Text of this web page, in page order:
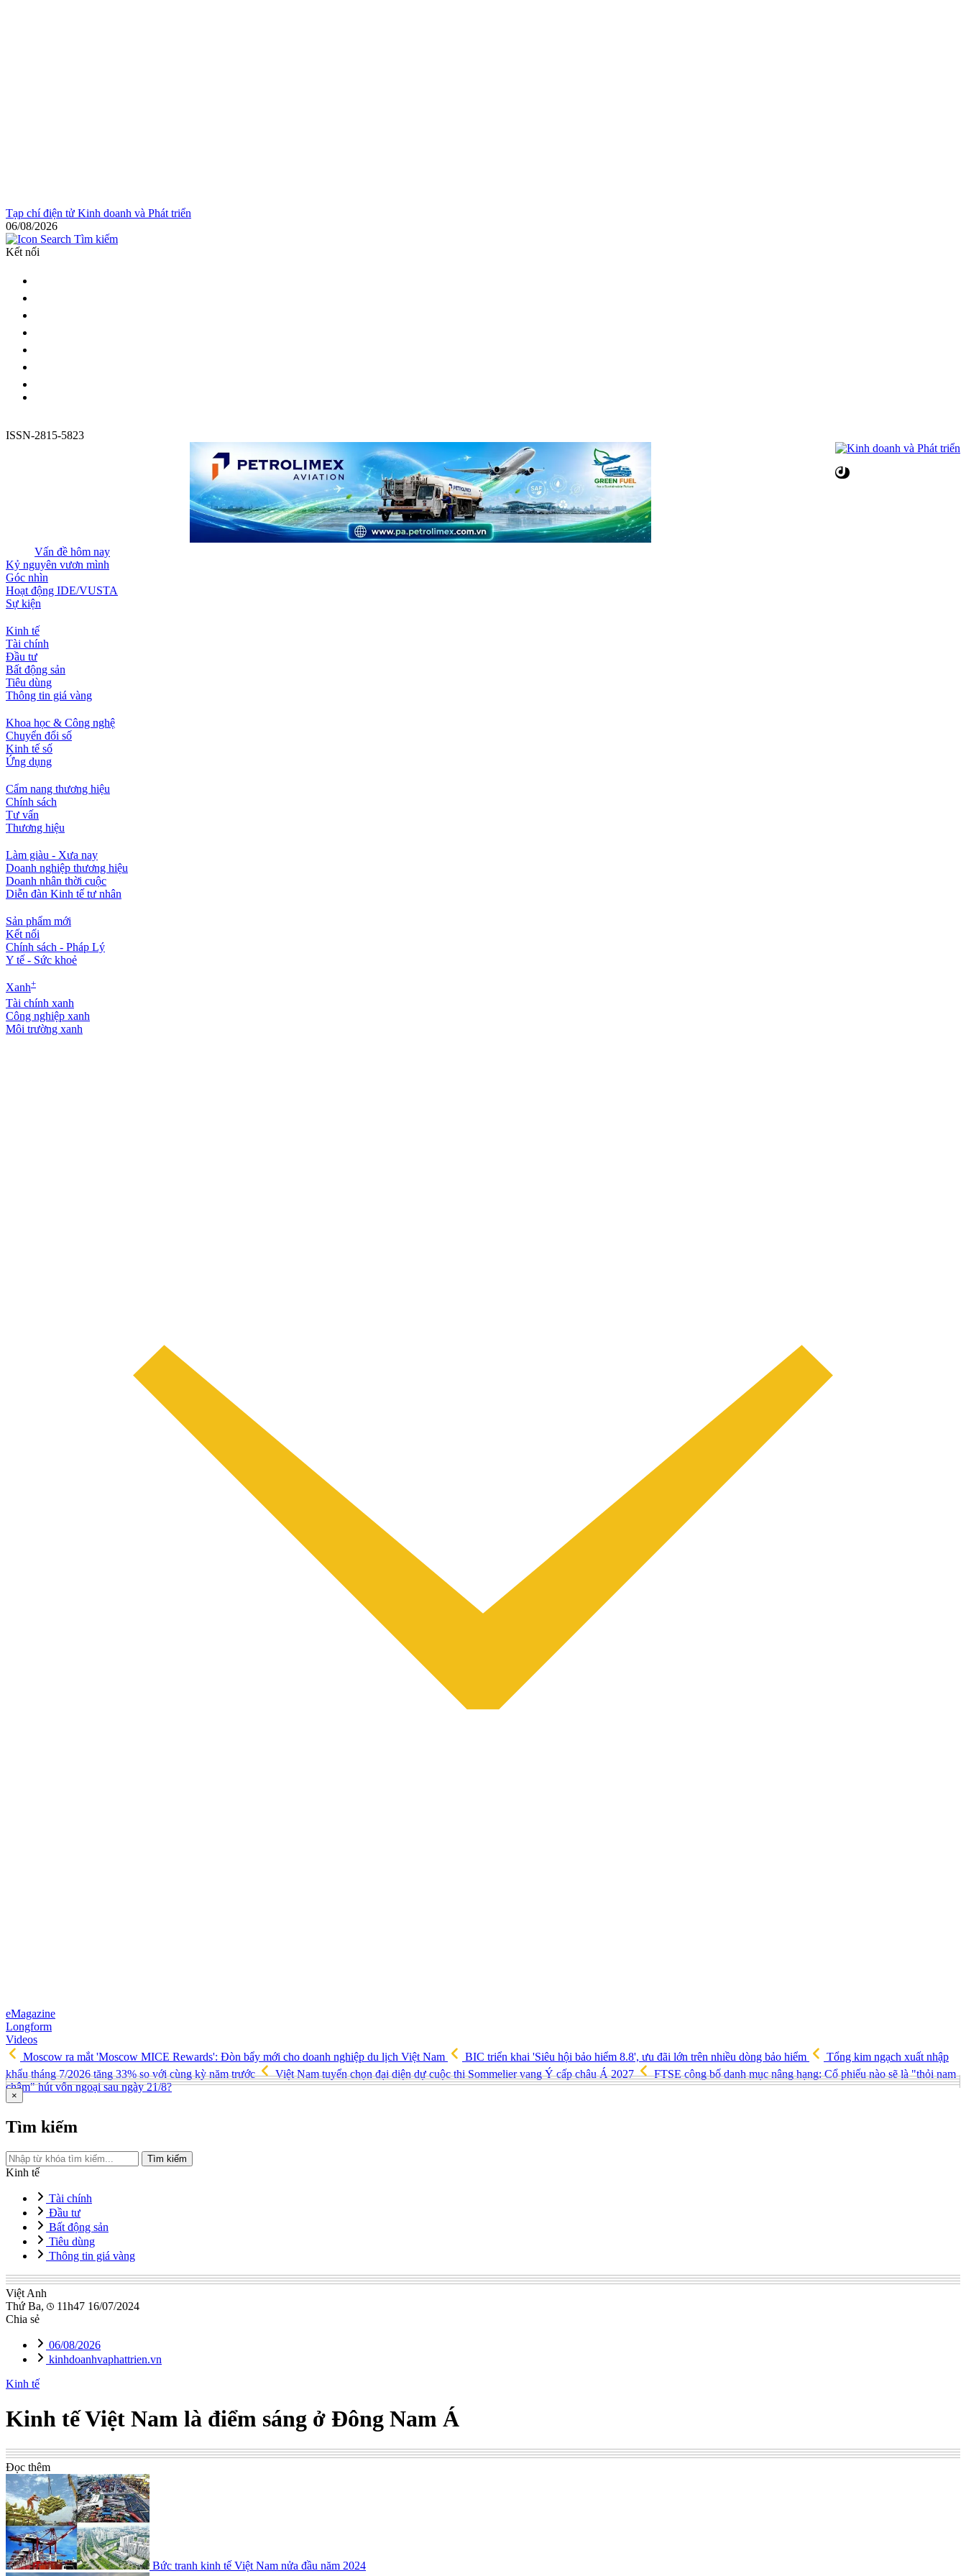
Tạp chí điện tử Kinh doanh và Phát triển
06/08/2026
Tìm kiếm
Kết nối
ISSN-2815-5823
Vấn đề hôm nay
Kỷ nguyên vươn mình
Góc nhìn
Hoạt động IDE/VUSTA
Sự kiện
Kinh tế
Tài chính
Đầu tư
Bất động sản
Tiêu dùng
Thông tin giá vàng
Khoa học & Công nghệ
Chuyển đổi số
Kinh tế số
Ứng dụng
Cẩm nang thương hiệu
Chính sách
Tư vấn
Thương hiệu
Làm giàu - Xưa nay
Doanh nghiệp thương hiệu
Doanh nhân thời cuộc
Diễn đàn Kinh tế tư nhân
Sản phẩm mới
Kết nối
Chính sách - Pháp Lý
Y tế - Sức khoẻ
Xanh+
Tài chính xanh
Công nghiệp xanh
Môi trường xanh
eMagazine
Longform
Videos
Moscow ra mắt 'Moscow MICE Rewards': Đòn bẩy mới cho doanh nghiệp du lịch Việt Nam
BIC triển khai 'Siêu hội bảo hiểm 8.8', ưu đãi lớn trên nhiều dòng bảo hiểm
Tổng kim ngạch xuất nhập
khẩu tháng 7/2026 tăng 33% so với cùng kỳ năm trước
Việt Nam tuyển chọn đại diện dự cuộc thi Sommelier vang Ý cấp châu Á 2027
FTSE công bố danh mục nâng hạng: Cổ phiếu nào sẽ là "thỏi nam
châm" hút vốn ngoại sau ngày 21/8?
×
Tìm kiếm
Tìm kiếm
Kinh tế
Tài chính
Đầu tư
Bất động sản
Tiêu dùng
Thông tin giá vàng
Việt Anh
Thứ Ba,
11h47 16/07/2024
Chia sẻ
06/08/2026
kinhdoanhvaphattrien.vn
Kinh tế
Kinh tế Việt Nam là điểm sáng ở Đông Nam Á
Đọc thêm
Bức tranh kinh tế Việt Nam nửa đầu năm 2024